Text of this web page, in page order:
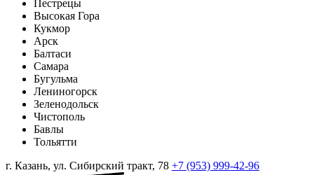
Пестрецы
Высокая Гора
Кукмор
Арск
Балтаси
Самара
Бугульма
Лениногорск
Зеленодольск
Чистополь
Бавлы
Тольятти
г. Казань, ул. Сибирский тракт, 78 +7 (953) 999-42-96